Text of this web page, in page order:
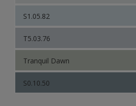
S1.05.82
T5.03.76
Tranquil Dawn
S0.10.50